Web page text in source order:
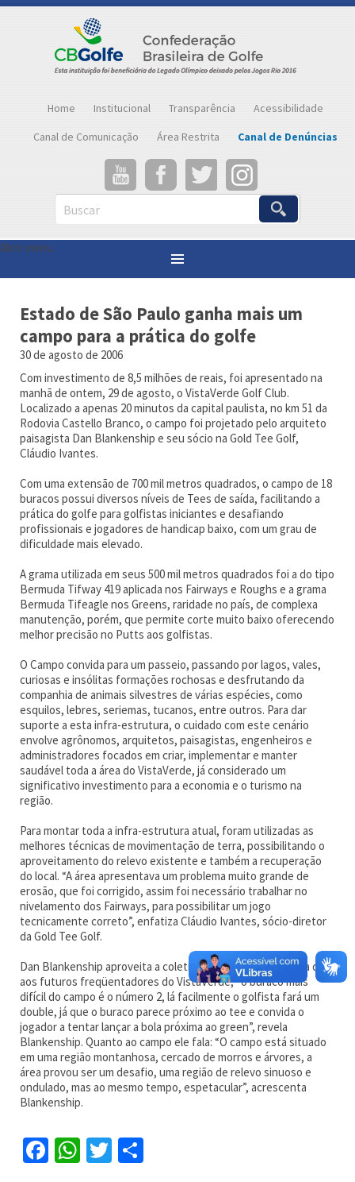
Home Institucional Transparência
Acessibilidade
Canal de Comunicação
Área Restrita Canal de Denúncias
Buscar
Abrir menu
Você está aqui: Notícias
Estado de São Paulo ganha mais um campo para a prática do golfe
Estado de São Paulo ganha mais um
campo para a prática do golfe
30 de agosto de 2006
Com investimento de 8,5 milhões de reais, foi apresentado na
manhã de ontem, 29 de agosto, o VistaVerde Golf Club.
Localizado a apenas 20 minutos da capital paulista, no km 51 da
Rodovia Castello Branco, o campo foi projetado pelo arquiteto
paisagista Dan Blankenship e seu sócio na Gold Tee Golf,
Cláudio Ivantes.
Com uma extensão de 700 mil metros quadrados, o campo de 18
buracos possui diversos níveis de Tees de saída, facilitando a
prática do golfe para golfistas iniciantes e desafiando
profissionais e jogadores de handicap baixo, com um grau de
dificuldade mais elevado.
A grama utilizada em seus 500 mil metros quadrados foi a do tipo
Bermuda Tifway 419 aplicada nos Fairways e Roughs e a grama
Bermuda Tifeagle nos Greens, raridade no país, de complexa
manutenção, porém, que permite corte muito baixo oferecendo
melhor precisão no Putts aos golfistas.
O Campo convida para um passeio, passando por lagos, vales,
curiosas e insólitas formações rochosas e desfrutando da
companhia de animais silvestres de várias espécies, como
esquilos, lebres, seriemas, tucanos, entre outros. Para dar
suporte a esta infra-estrutura, o cuidado com este cenário
envolve agrônomos, arquitetos, paisagistas, engenheiros e
administradores focados em criar, implementar e manter
saudável toda a área do VistaVerde, já considerado um
significativo investimento para a economia e o turismo na
região.
Para montar toda a infra-estrutura atual, foram utilizadas as
melhores técnicas de movimentação de terra, possibilitando o
aproveitamento do relevo existente e também a recuperação
do local. “A área apresentava um problema muito grande de
erosão, que foi corrigido, assim foi necessário trabalhar no
nivelamento dos Fairways, para possibilitar um jogo
tecnicamente correto”, enfatiza Cláudio Ivantes, sócio-diretor
da Gold Tee Golf.
Dan Blankenship aproveita a coletiva de imprensa e dá uma dica
aos futuros freqüentadores do VistaVerde, “o buraco mais
difícil do campo é o número 2, lá facilmente o golfista fará um
double, já que o buraco parece próximo ao tee e convida o
jogador a tentar lançar a bola próxima ao green”, revela
Blankenship. Quanto ao campo ele fala: “O campo está situado
em uma região montanhosa, cercado de morros e árvores, a
área provou ser um desafio, uma região de relevo sinuoso e
ondulado, mas ao mesmo tempo, espetacular”, acrescenta
Blankenship.
Facebook
WhatsApp
Twitter